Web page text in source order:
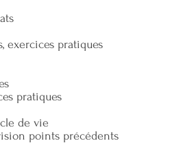
pratiques
pratiques
de vie
points précédents